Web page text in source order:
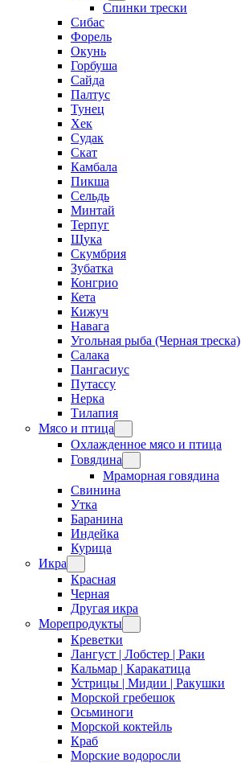
Спинки трески
Сибас
Форель
Окунь
Горбуша
Сайда
Палтус
Тунец
Хек
Судак
Скат
Камбала
Пикша
Сельдь
Минтай
Терпуг
Щука
Скумбрия
Зубатка
Конгрио
Кета
Кижуч
Навага
Угольная рыба (Черная треска)
Салака
Пангасиус
Путассу
Нерка
Тилапия
Мясо и птица
Охлажденное мясо и птица
Говядина
Мраморная говядина
Свинина
Утка
Баранина
Индейка
Курица
Икра
Красная
Черная
Другая икра
Морепродукты
Креветки
Лангуст | Лобстер | Раки
Кальмар | Каракатица
Устрицы | Мидии | Ракушки
Морской гребешок
Осьминоги
Морской коктейль
Краб
Морские водоросли